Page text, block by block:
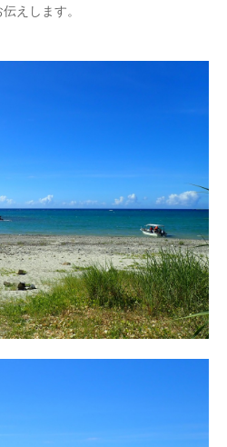
えします。